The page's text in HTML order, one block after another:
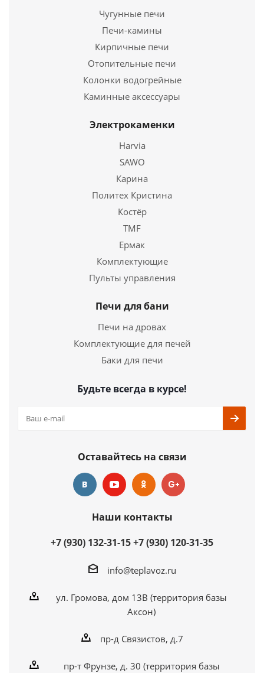
Труба нерж. 0,5мм Ø110мм 1метр
Подробнее
Купить в 1 клик
Чугунные печи
Печи-камины
Кирпичные печи
Отопительные печи
Колонки водогрейные
Каминные аксессуары
Электрокаменки
Harvia
SAWO
Карина
Политех Кристина
Костёр
TMF
Ермак
Комплектующие
Пульты управления
Печи для бани
Печи на дровах
Комплектующие для печей
Баки для печи
Будьте всегда в курсе!
Оставайтесь на связи
Наши контакты
+7 (930) 132-31-15+7 (930) 120-31-35
info@teplavoz.ru
ул. Громова, дом 13В (территория базы
Аксон)
пр-д Связистов, д.7
пр-т Фрунзе, д. 30 (территория базы